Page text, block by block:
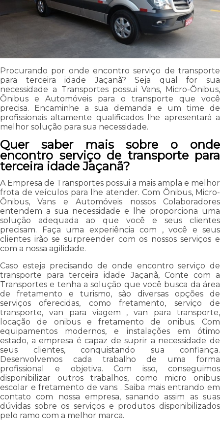
Procurando por onde encontro serviço de transporte
para terceira idade Jaçanã? Seja qual for sua
necessidade a Transportes possui Vans, Micro-Ônibus,
Ônibus e Automóveis para o transporte que você
precisa. Encaminhe a sua demanda e um time de
profissionais altamente qualificados lhe apresentará a
melhor solução para sua necessidade.
Quer saber mais sobre o onde
encontro serviço de transporte para
terceira idade Jaçanã?
A Empresa de Transportes possui a mais ampla e melhor
frota de veículos para lhe atender. Com Ônibus, Micro-
Ônibus, Vans e Automóveis nossos Colaboradores
entendem a sua necessidade e lhe proporciona uma
solução adequada ao que você e seus clientes
precisam. Faça uma experiência com , você e seus
clientes irão se surpreender com os nossos serviços e
com a nossa agilidade.
Caso esteja precisando de onde encontro serviço de
transporte para terceira idade Jaçanã, Conte com a
Transportes e tenha a solução que você busca da área
de fretamento e turismo, são diversas opções de
serviços oferecidas, como fretamento, serviço de
transporte, van para viagem , van para transporte,
locação de onibus e fretamento de onibus. Com
equipamentos modernos, e instalações em ótimo
estado, a empresa é capaz de suprir a necessidade de
seus clientes, conquistando sua confiança.
Desenvolvemos cada trabalho de uma forma
profissional e objetiva. Com isso, conseguimos
disponibilizar outros trabalhos, como micro onibus
escolar e fretamento de vans . Saiba mais entrando em
contato com nossa empresa, sanando assim as suas
dúvidas sobre os serviços e produtos disponibilizados
pelo ramo com a melhor marca.